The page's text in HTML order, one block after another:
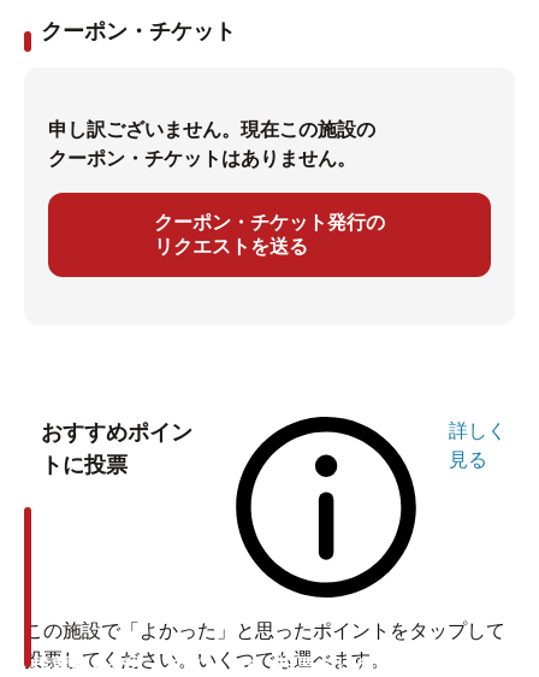
クーポン・チケット
申し訳ございません。現在この施設の
クーポン・チケットはありません。
クーポン・チケット発行の
リクエストを送る
おすすめポイン
トに投票
詳しく
見る
この施設で「よかった」と思ったポイントをタップして
投票してください。いくつでも選べます。
投票ありがとうございます 投票ありがとうございます